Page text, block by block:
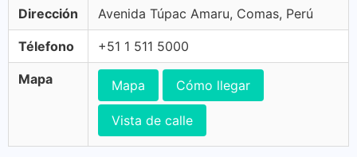
Dirección Avenida Túpac Amaru, Comas, Perú
Télefono +51 1 511 5000
Mapa Mapa Cómo llegar
Vista de calle